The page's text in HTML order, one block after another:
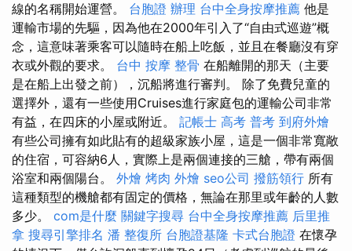
線的名稱開始運營。 台胞證 辦理 台中全身按摩推薦 他是
運輸市場的先驅，因為他在2000年引入了“自由式巡遊”概
念，這意味著乘客可以隨時在船上吃飯，並且在餐廳沒有穿
衣或外觀的要求。 台中 按摩 整骨 在船離開的那天（主要
是在船上出發之前），沉船將進行審判。 除了免費兒童的
選擇外，還有一些使用Cruises進行家庭包的運輸公司非常
有益，在四床的小屋或附近。 記帳士 高考 普考 到府外燴
有些公司擁有如此貼有的超級家族小屋，這是一個非常寬敞
的住宿，可容納6人，實際上是兩個連接的三艙，帶有兩個
浴室和兩個陽台。 外燴 烤肉 外燴 seo公司 撥筋領行 所有
這種類型的機艙都有固定的價格，無論在那里或年齡的人數
多少。 com是什麼 關鍵字搜尋 台中全身按摩推薦 后里推
拿 搜尋引擎排名 潘 整復所 台胞證基隆 卡式台胞證 在懷孕